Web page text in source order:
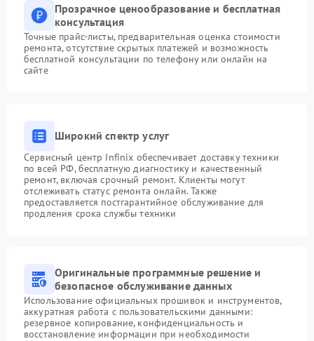
Прозрачное ценообразование и бесплатная
консультация
Точные прайс-листы, предварительная оценка стоимости
ремонта, отсутствие скрытых платежей и возможность
бесплатной консультации по телефону или онлайн на
сайте
Широкий спектр услуг
Сервисный центр Infinix обеспечивает доставку техники
по всей РФ, бесплатную диагностику и качественный
ремонт, включая срочный ремонт. Клиенты могут
отслеживать статус ремонта онлайн. Также
предоставляется постгарантийное обслуживание для
продления срока службы техники
Оригинальные программные решение и
безопасное обслуживание данных
Использование официальных прошивок и инструментов,
аккуратная работа с пользовательскими данными:
резервное копирование, конфиденциальность и
восстановление информации при необходимости